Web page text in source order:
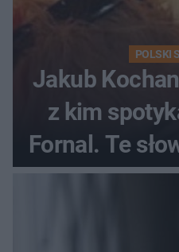
POLSKI
Jakub
z kim
Fornal. Te